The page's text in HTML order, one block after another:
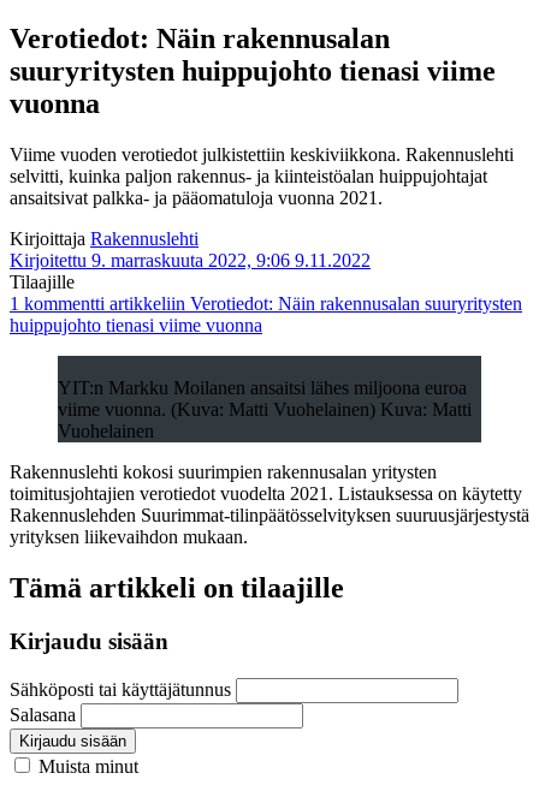
Verotiedot: Näin rakennusalan
suuryritysten huippujohto tienasi viime
vuonna
Viime vuoden verotiedot julkistettiin keskiviikkona. Rakennuslehti
selvitti, kuinka paljon rakennus- ja kiinteistöalan huippujohtajat
ansaitsivat palkka- ja pääomatuloja vuonna 2021.
Kirjoittaja Rakennuslehti
Kirjoitettu 9. marraskuuta 2022, 9:06 9.11.2022
Tilaajille
1 kommentti artikkeliin Verotiedot: Näin rakennusalan suuryritysten
huippujohto tienasi viime vuonna
YIT:n Markku Moilanen ansaitsi lähes miljoona euroa
viime vuonna. (Kuva: Matti Vuohelainen) Kuva: Matti
Vuohelainen
Rakennuslehti kokosi suurimpien rakennusalan yritysten
toimitusjohtajien verotiedot vuodelta 2021. Listauksessa on käytetty
Rakennuslehden Suurimmat-tilinpäätösselvityksen suuruusjärjestystä
yrityksen liikevaihdon mukaan.
Tämä artikkeli on tilaajille
Kirjaudu sisään
Sähköposti tai käyttäjätunnus
Salasana
Kirjaudu sisään
Muista minut